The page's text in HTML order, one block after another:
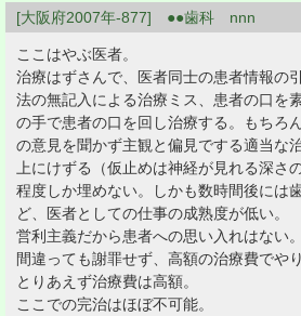
[大阪府2007年-877] ●●歯科 nnn
ここはやぶ医者。
治療はずさんで、医者同士の患者情報の
法の無記入による治療ミス、患者の口を
の手で患者の口を回し治療する。もちろ
の意見を聞かず主観と偏見でする適当な
上にけずる（仮止めは神経が見れる深さ
程度しか埋めない。しかも数時間後には
ど、医者としての仕事の成熟度が低い。
営利主義だから患者への思い入れはない。
間違っても謝罪せず、高額の治療費でやり
とりあえず治療費は高額。
ここでの完治はほぼ不可能。